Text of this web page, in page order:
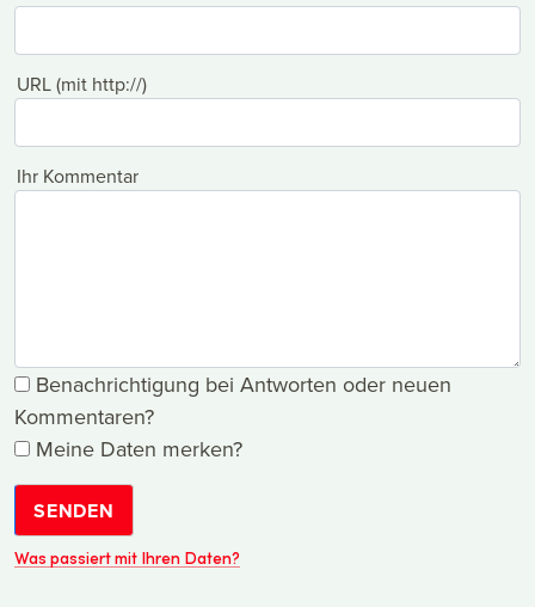
URL (mit http://)
Ihr Kommentar
Benachrichtigung bei Antworten oder neuen
Kommentaren?
Meine Daten merken?
SENDEN
Was passiert mit Ihren Daten?